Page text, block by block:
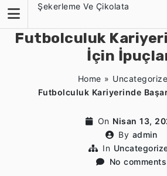
content
Şekerleme Ve Çikolata
Futbolculuk
İçin
Home »
Futbolculuk Kariyerinde
On Nisan 13,
By admin
In
No comments